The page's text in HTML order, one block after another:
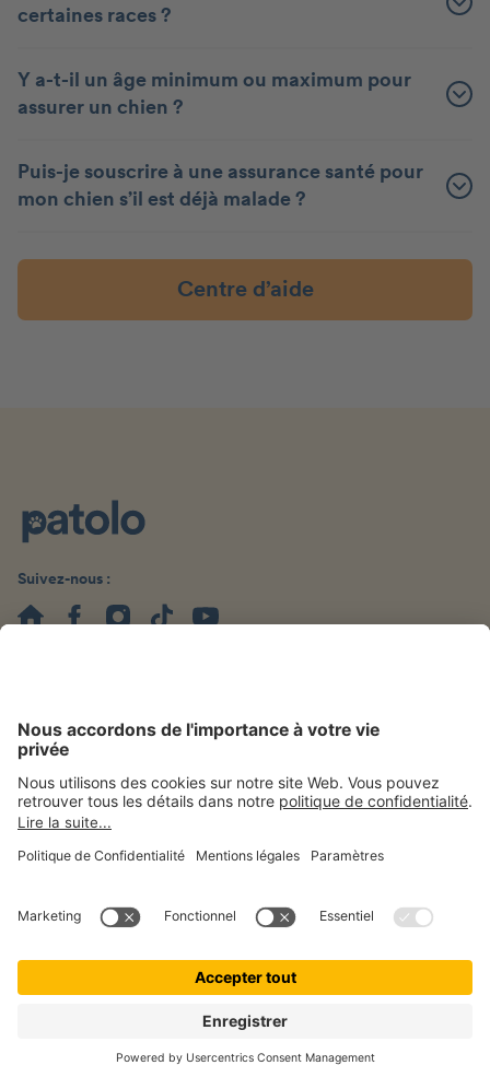
certaines races ?
Y a-t-il un âge minimum ou maximum pour
assurer un chien ?
Puis-je souscrire à une assurance santé pour
mon chien s’il est déjà malade ?
Centre d’aide
Suivez-nous :
Droit de rétractation
patolo est une marque de © getolo GmbH